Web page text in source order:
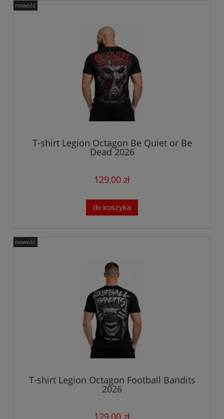
T-shirt Legion Octagon Be Quiet or Be
Dead 2026
129,00 zł
do koszyka
nowość
T-shirt Legion Octagon Football Bandits
2026
129,00 zł
nowość